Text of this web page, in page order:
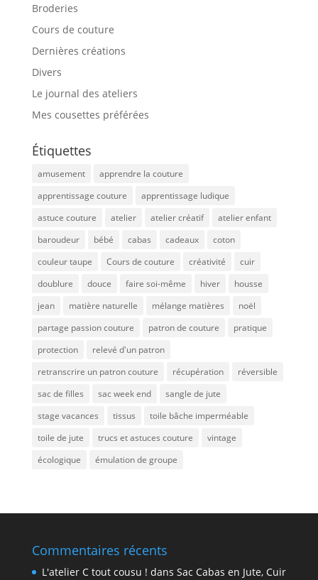
Broderies
Cours de couture
Dernières créations
Divers
Le journal des ateliers
Mes cousettes préférées
Étiquettes
amusement
apprendre la couture
apprentissage couture
apprentissage ludique
astuce couture
atelier atelier créatif
atelier enfant
baroudeur
bébé cabas cadeaux
coton
couleur taupe
Cours de couture créativité
cuir
doublure
douce faire soi-même hiver
housse
jean
matière naturelle mélange matières
noël
partage passion couture
patron de couture
pratique
protection
relevé d'un patron
retranscrire un patron couture
récupération
réversible
sac de filles
sac week end
sangle de jute
stage vacances
tissus
toile bâche imperméable
toile de jute
trucs et astuces couture
vintage
écologique
émulation de groupe
Commentaires récents
L'atelier C tout cousu ! dans Sac Cabas en Jute, Cuir